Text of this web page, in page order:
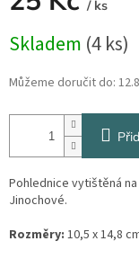
/ ks
cena:
Skladem (4 ks)
Můžeme doručit do:
Pohlednice vytištěná
Jinochové.
Rozměry: 10,5 x 14,8